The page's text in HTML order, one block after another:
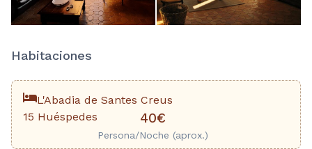
Habitaciones
L'Abadia de Santes Creus
15 Huéspedes
40€
Persona/Noche (aprox.)